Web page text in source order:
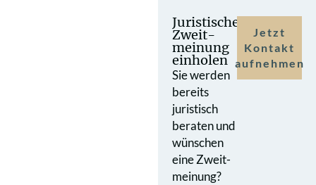
Juristische
Zweit­
meinung
einholen
Sie werden
bereits
juristisch
beraten und
wünschen
eine Zweit­
meinung?
Jetzt
Kontakt
aufnehmen